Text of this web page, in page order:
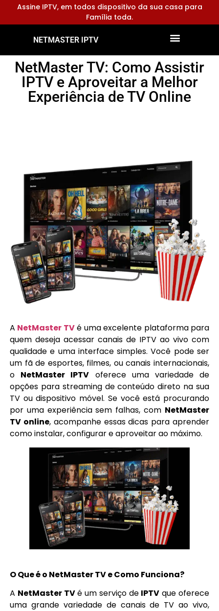
Assine IPTV, em todos dispositivo da sua casa para
Família toda.
NETMASTER IPTV
NetMaster TV: Como Assistir
IPTV e Aproveitar a Melhor
Experiência de TV Online
A NetMaster TVé uma excelente plataforma para
quem deseja acessar canais de IPTV ao vivo com
qualidade e uma interface simples. Você pode ser
um fã de esportes, filmes, ou canais internacionais,
o NetMaster IPTV oferece uma variedade de
opções para streaming de conteúdo direto na sua
TV ou dispositivo móvel. Se você está procurando
por uma experiência sem falhas, com NetMaster
TV online, acompanhe essas dicas para aprender
como instalar, configurar e aproveitar ao máximo.
O Que é o NetMaster TV e Como Funciona?
A NetMaster TVé um serviço de IPTV que oferece
uma grande variedade de canais de TV ao vivo,